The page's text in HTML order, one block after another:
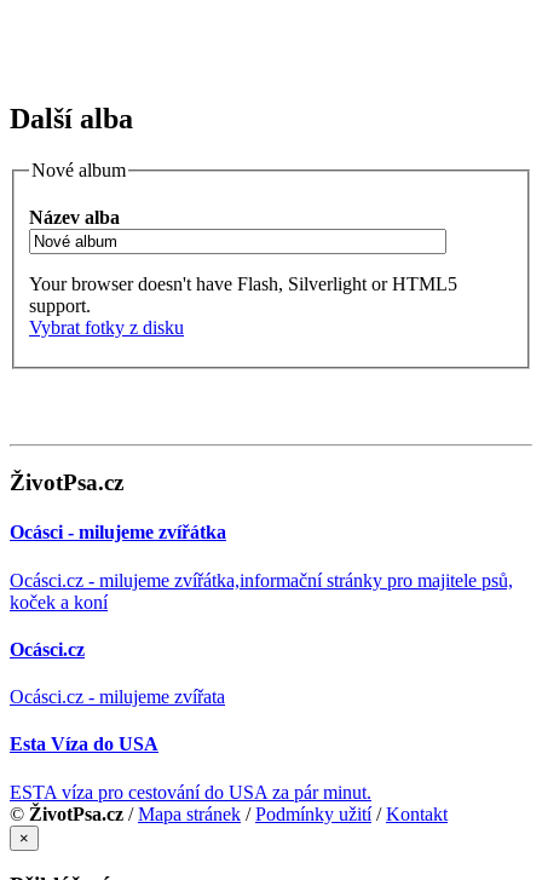
Další alba
Nové album
Název alba
Your browser doesn't have Flash, Silverlight or HTML5
support.
Vybrat fotky z disku
ŽivotPsa.cz
Ocásci - milujeme zvířátka
Ocásci.cz - milujeme zvířátka,informační stránky pro majitele psů,
koček a koní
Ocásci.cz
Ocásci.cz - milujeme zvířata
Esta Víza do USA
ESTA víza pro cestování do USA za pár minut.
© ŽivotPsa.cz /Mapa stránek /Podmínky užití/Kontakt
×